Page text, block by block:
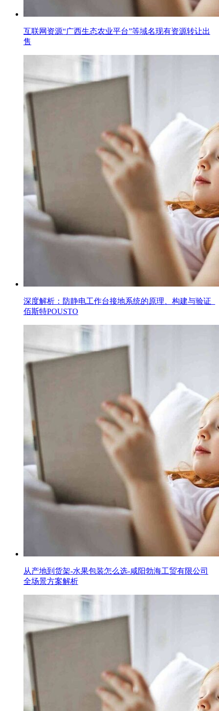
互联网资源“广西生态农业平台”等域名现有资源转让出
售
深度解析：防静电工作台接地系统的原理、构建与验证_
佰斯特POUSTO
从产地到货架-水果包装怎么选-咸阳勃海工贸有限公司
全场景方案解析